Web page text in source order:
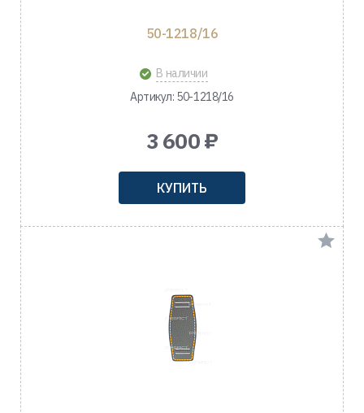
50-1218/16
В наличии
Артикул: 50-1218/16
3 600 ₽
КУПИТЬ